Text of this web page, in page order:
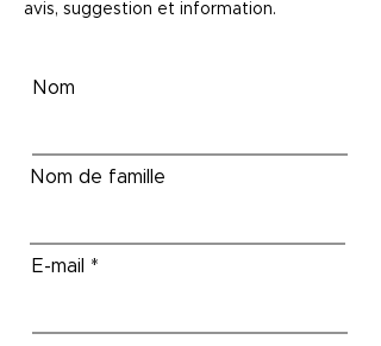
avis, suggestion et information.
Nom
Nom de famille
E-mail